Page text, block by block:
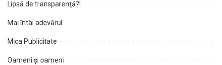
Lipsă de transparenţă?!
Mai întâi adevărul
Mica Publicitate
Oameni şi oameni